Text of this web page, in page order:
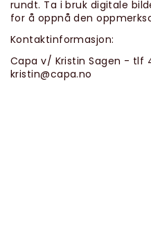
rundt. Ta i bruk digitale
for å oppnå den
Kontaktinformasjon:
Capa v/ Kristin Sagen - tlf
kristin@capa.no